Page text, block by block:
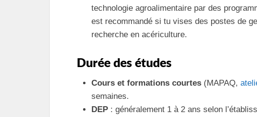
technologie agroalimentaire par des
est recommandé si tu vises des postes de
recherche en acériculture.
Durée des études
Cours et formations courtes (MAPAQ,
semaines.
DEP : généralement 1 à 2 ans selon